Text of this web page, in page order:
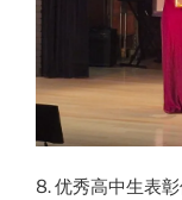
8. 优秀高中生表